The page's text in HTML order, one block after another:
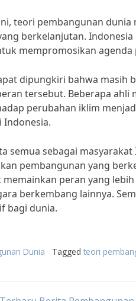
teori pembangunan
berkelanjutan.
mempromosikan
dipungkiri bahwa masih
tersebut. Beberapa
perubahan iklim
Indonesia.
semua sebagai
pembangunan yang
peran yang
berkembang lainnya.
bagi dunia.
Dunia Tagged teori